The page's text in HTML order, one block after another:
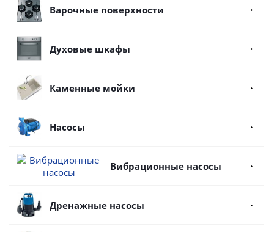
Варочные поверхности
Духовые шкафы
Каменные мойки
Насосы
Вибрационные насосы
Дренажные насосы